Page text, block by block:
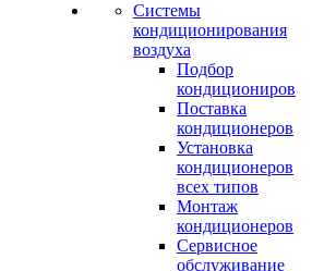
Системы
кондиционирования
воздуха
Подбор
кондициониров
Поставка
кондиционеров
Установка
кондиционеров
всех типов
Монтаж
кондиционеров
Сервисное
обслуживание